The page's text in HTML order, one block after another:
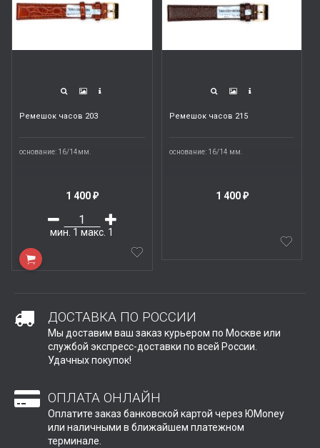
Ремешок часов 203
основание: 16/14мм.
1 400 ₽
мин. 1макс. 1
Ремешок часов 215
основание: 16/14 мм.
1 400 ₽
ДОСТАВКА ПО РОССИИ
Мы доставим ваш заказ курьером по Москве или
службой экспресс-доставки по всей России.
Удачных покупок!
ОПЛАТА ОНЛАЙН
Оплатите заказ банковской картой через ЮMoney
или наличными в ближайшем платежном
терминале.